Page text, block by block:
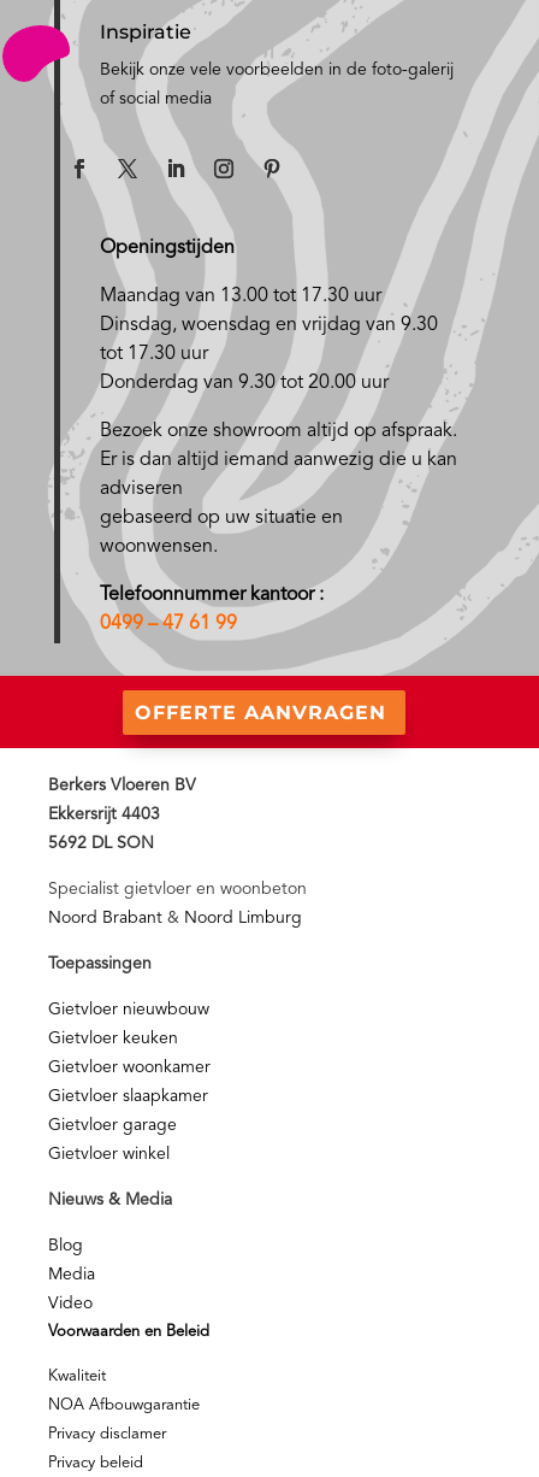
Inspiratie
Bekijk onze vele voorbeelden in de foto-galerij
of social media
Openingstijden
Maandag van 13.00 tot 17.30 uur
Dinsdag, woensdag en vrijdag van 9.30
tot 17.30 uur
Donderdag van 9.30 tot 20.00 uur
Bezoek onze showroom altijd op afspraak.
Er is dan altijd iemand aanwezig die u kan
adviseren
gebaseerd op uw situatie en
woonwensen.
Telefoonnummer kantoor :
0499 – 47 61 99
OFFERTE AANVRAGEN
Berkers Vloeren BV
Ekkersrijt 4403
5692 DL SON
Specialist gietvloer en woonbeton
Noord Brabant & Noord Limburg
Toepassingen
Gietvloer nieuwbouw
Gietvloer keuken
Gietvloer woonkamer
Gietvloer slaapkamer
Gietvloer garage
Gietvloer winkel
Nieuws & Media
Blog
Media
Video
Voorwaarden en Beleid
Kwaliteit
NOA Afbouwgarantie
Privacy disclamer
Privacy beleid